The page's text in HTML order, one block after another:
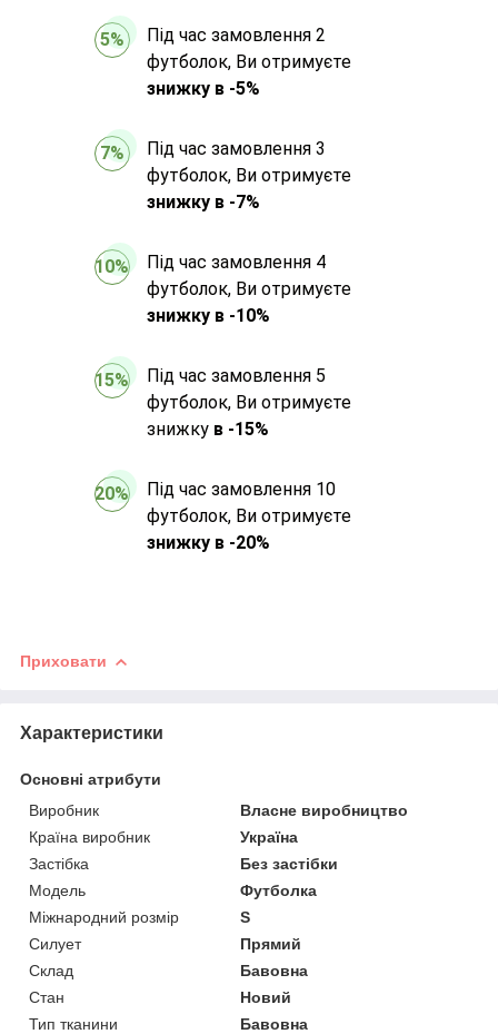
5%
Під час замовлення 2
футболок, Ви отримуєте
знижку в -5%
7%
Під час замовлення 3
футболок, Ви отримуєте
знижку в -7%
10%
Під час замовлення 4
футболок, Ви отримуєте
знижку в -10%
15%
Під час замовлення 5
футболок, Ви отримуєте
знижку в -15%
20%
Під час замовлення 10
футболок, Ви отримуєте
знижку в -20%
Приховати
Характеристики
Основні атрибути
Виробник
Власне виробництво
Країна виробник
Україна
Застібка
Без застібки
Модель
Футболка
Міжнародний розмір
S
Силует
Прямий
Склад
Бавовна
Стан
Новий
Тип тканини
Бавовна